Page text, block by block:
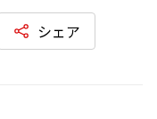
シェア